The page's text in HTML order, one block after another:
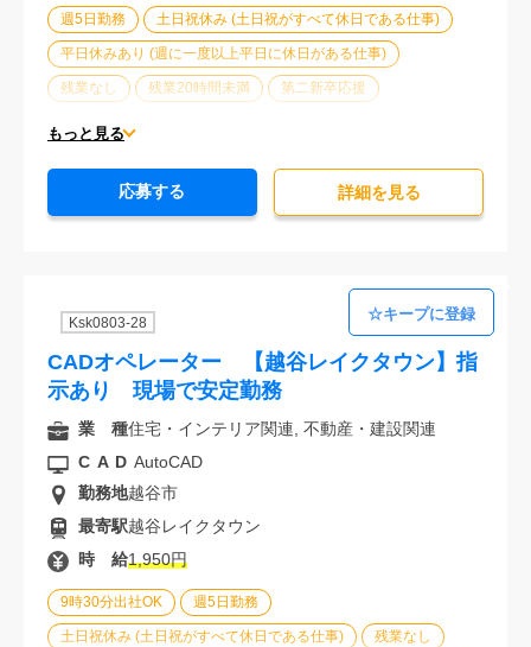
週5日勤務 土日祝休み (土日祝がすべて休日である仕事)
平日休みあり (週に一度以上平日に休日がある仕事)
残業なし 残業20時間未満 第二新卒応援
エルダー(40歳以上)応援
30代活躍中 派遣スタッフ活躍中 経験必須
未経験歓迎
もっと見る
応募する 詳細を⾒る
Ksk0803-28
CADオペレーター 【越谷レイクタウン】指
示あり 現場で安定勤務
9時30分出社OK 週5日勤務
土日祝休み (土日祝がすべて休日である仕事) 残業なし
業 種住宅・インテリア関連, 不動産・建設関連
CAD AutoCAD
勤務地越谷市
最寄駅越谷レイクタウン
時 給1,950円